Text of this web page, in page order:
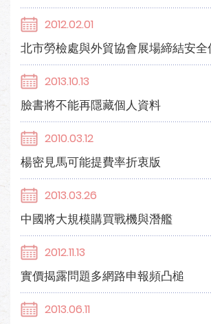
2012.02.01
北市勞檢處與外貿協會展場締結安全
2013.10.13
臉書將不能再隱藏個人資料
2010.03.12
楊密見馬可能提費率折衷版
2013.03.26
中國將大規模購買戰機與潛艦
2012.11.13
實價揭露問題多網路申報頻凸槌
2013.06.11